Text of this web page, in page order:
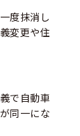
度抹消し
変更や住
で自動車
同一にな